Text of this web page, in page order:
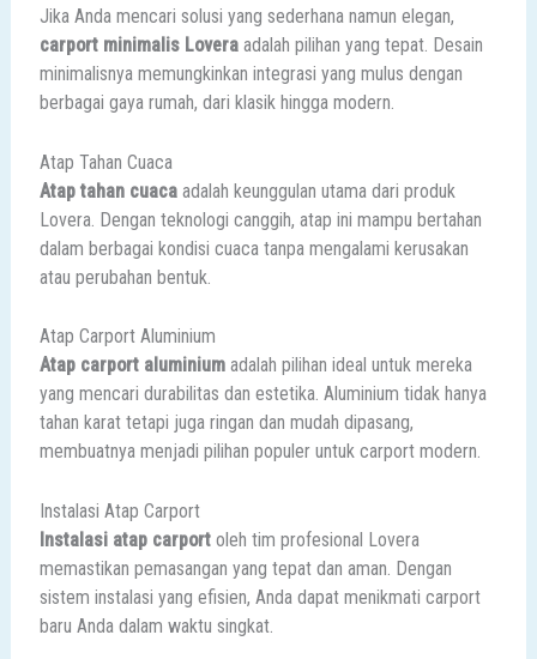
Jika Anda mencari solusi yang sederhana namun elegan,
carport minimalis Loveraadalah pilihan yang tepat. Desain
minimalisnya memungkinkan integrasi yang mulus dengan
berbagai gaya rumah, dari klasik hingga modern.
Atap Tahan Cuaca
Atap tahan cuacaadalah keunggulan utama dari produk
Lovera. Dengan teknologi canggih, atap ini mampu bertahan
dalam berbagai kondisi cuaca tanpa mengalami kerusakan
atau perubahan bentuk.
Atap Carport Aluminium
Atap carport aluminiumadalah pilihan ideal untuk mereka
yang mencari durabilitas dan estetika. Aluminium tidak hanya
tahan karat tetapi juga ringan dan mudah dipasang,
membuatnya menjadi pilihan populer untuk carport modern.
Instalasi Atap Carport
Instalasi atap carportoleh tim profesional Lovera
memastikan pemasangan yang tepat dan aman. Dengan
sistem instalasi yang efisien, Anda dapat menikmati carport
baru Anda dalam waktu singkat.